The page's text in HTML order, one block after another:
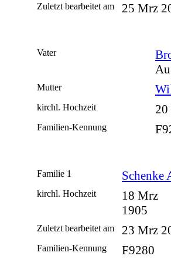
Zuletzt bearbeitet am
25 Mrz
Vater
Mutter
kirchl. Hochzeit 20
Familien-Kennung
Familie 1 Schenke
kirchl. Hochzeit
18 Mrz
1905
Zuletzt bearbeitet am 23 Mrz
Familien-Kennung F9280